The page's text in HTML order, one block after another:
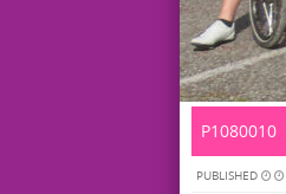
P1080010
PUBLISHED